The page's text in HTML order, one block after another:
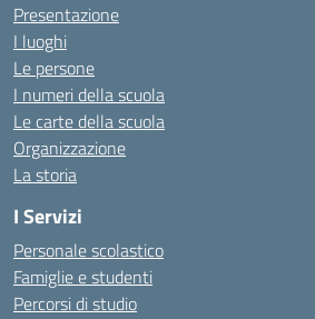
Presentazione
I luoghi
Le persone
I numeri della scuola
Le carte della scuola
Organizzazione
La storia
I Servizi
Personale scolastico
Famiglie e studenti
Percorsi di studio